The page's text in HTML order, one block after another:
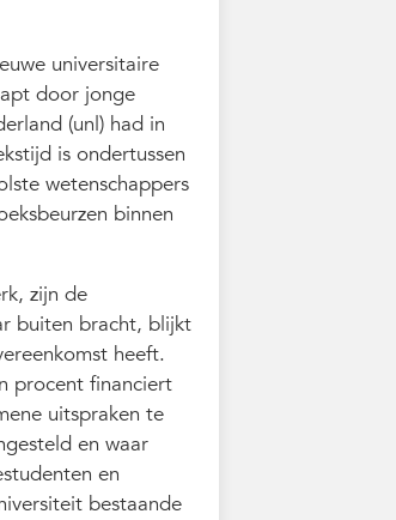
universitaire
door jonge
(unl) had in
is ondertussen
wetenschappers
binnen
zijn de
buiten bracht, blijkt
heeft.
procent financiert
uitspraken te
en waar
en
bestaande